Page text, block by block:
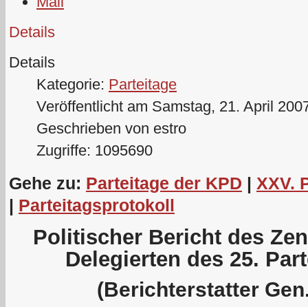
Details
Details
Kategorie: Parteitage
Veröffentlicht am Samstag, 21. April
Geschrieben von estro
Zugriffe: 1095690
Gehe zu: Parteitage der KPD | XXV.
| Parteitagsprotokoll
Politischer Bericht des
Delegierten des 25.
(Berichterstatter